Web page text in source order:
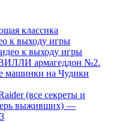
классика
к выходу игры
к выходу игры
армагеддон №2.
машинки на Чудики
(все секреты и
выживших) —